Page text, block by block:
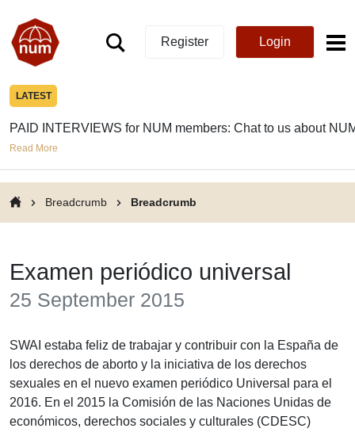
Register Login
LATEST
PAID INTERVIEWS for NUM members: Chat to us about
Read More
Breadcrumb Breadcrumb
Examen periódico universal
25 September 2015
SWAI estaba feliz de trabajar y contribuir con la España de
los derechos de aborto y la iniciativa de los derechos
sexuales en el nuevo examen periódico Universal para el
2016. En el 2015 la Comisión de las Naciones Unidas de
económicos, derechos sociales y culturales (CDESC)